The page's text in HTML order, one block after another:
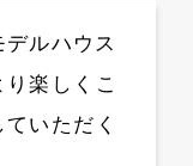
ルハウス
り楽しくこ
いただく